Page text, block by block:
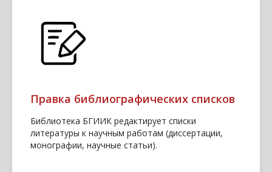
Правка библиографических списков
Библиотека БГИИК редактирует списки
литературы к научным работам (диссертации,
монографии, научные статьи).